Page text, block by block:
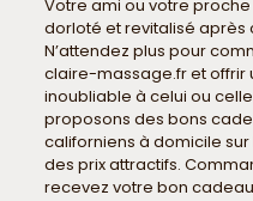
Votre ami ou votre
dorloté et revitalisé
N’attendez plus pour
claire-massage.fr et offrir
inoubliable à celui ou
proposons des bons
californiens à domicile sur
des prix attractifs.
recevez votre bon